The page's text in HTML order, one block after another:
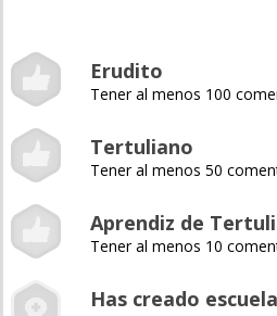
Erudito
Tener al menos 100
Tertuliano
Tener al menos 50
Aprendiz de
Tener al menos 10
Has creado escuela